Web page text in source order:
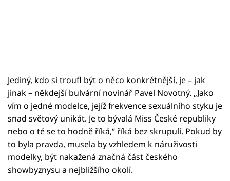
Jediný, kdo si troufl být o něco konkrétnější, je – jak
jinak – někdejší bulvární novinář Pavel Novotný. „Jako
vím o jedné modelce, jejíž frekvence sexuálního styku je
snad světový unikát. Je to bývalá Miss České republiky
nebo o té se to hodně říká,“ říká bez skrupulí. Pokud by
to byla pravda, musela by vzhledem k náruživosti
modelky, být nakažená značná část českého
showbyznysu a nejbližšího okolí.